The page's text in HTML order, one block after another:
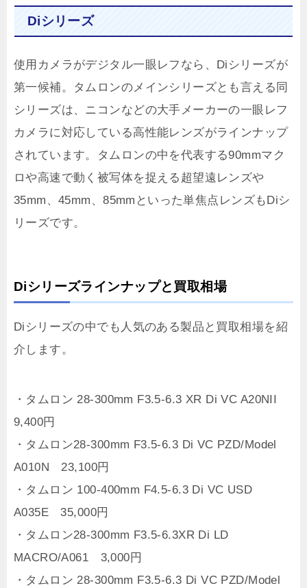
Diシリーズ
使用カメラがデジタル一眼レフなら、Diシリーズが
第一候補。タムロンのメインシリーズとも言える同
シリーズは、ニコンなどの大手メーカーの一眼レフ
カメラに対応している高性能レンズがラインナップ
されています。タムロンの中を代表する90mmマク
ロや高速で動く被写体を捉える超望遠レンズや
35mm、45mm、85mmといった単焦点レンズもDiシ
リーズです。
Diシリーズラインナップと買取相場
Diシリーズの中でも人気のある製品と買取相場を紹
介します。
・タムロン 28-300mm F3.5-6.3 XR Di VC A20NII
9,400円
・タムロン28-300mm F3.5-6.3 Di VC PZD/Model
A010N 23,100円
・タムロン 100-400mm F4.5-6.3 Di VC USD
A035E 35,000円
・タムロン28-300mm F3.5-6.3XR Di LD
MACRO/A061 3,000円
・タムロン 28-300mm F3.5-6.3 Di VC PZD/Model